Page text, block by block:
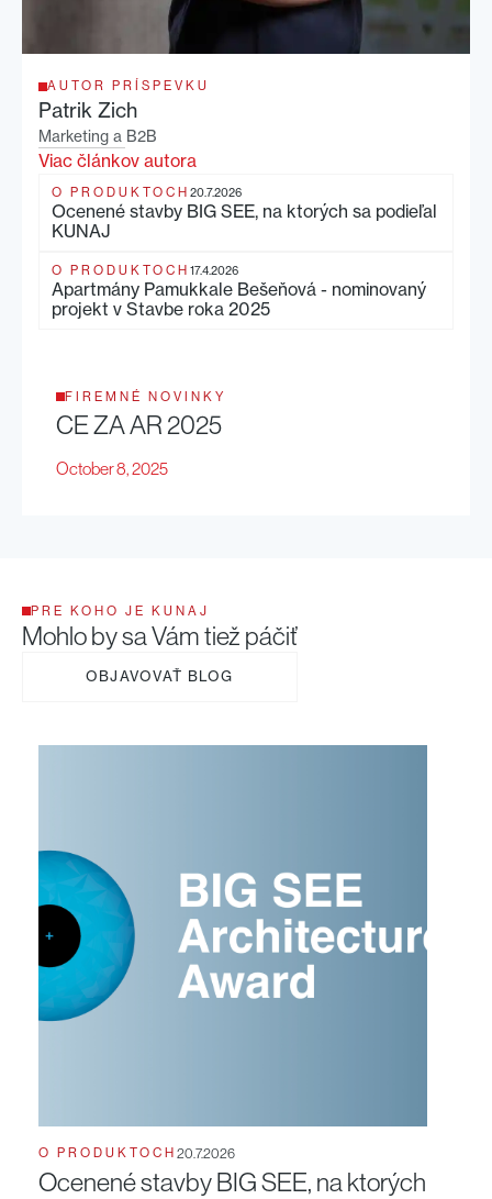
AUTOR PRÍSPEVKU
Patrik Zich
Marketing a B2B
Viac článkov autora
O PRODUKTOCH 20.7.2026
Ocenené stavby BIG SEE, na ktorých sa podieľal
KUNAJ
O PRODUKTOCH 17.4.2026
Apartmány Pamukkale Bešeňová - nominovaný
projekt v Stavbe roka 2025
FIREMNÉ NOVINKY
CE ZA AR 2025
October 8, 2025
PRE KOHO JE KUNAJ
Mohlo by sa Vám tiež páčiť
OBJAVOVAŤ BLOG
O PRODUKTOCH20.7.2026
Ocenené stavby BIG SEE, na ktorých